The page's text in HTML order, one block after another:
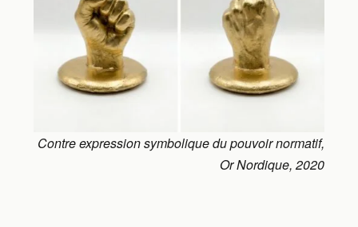
Contre expression symbolique du pouvoir normatif,
Or Nordique, 2020